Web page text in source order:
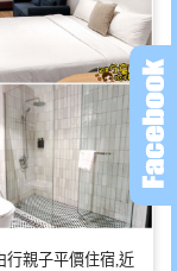
行親子平價住宿,近